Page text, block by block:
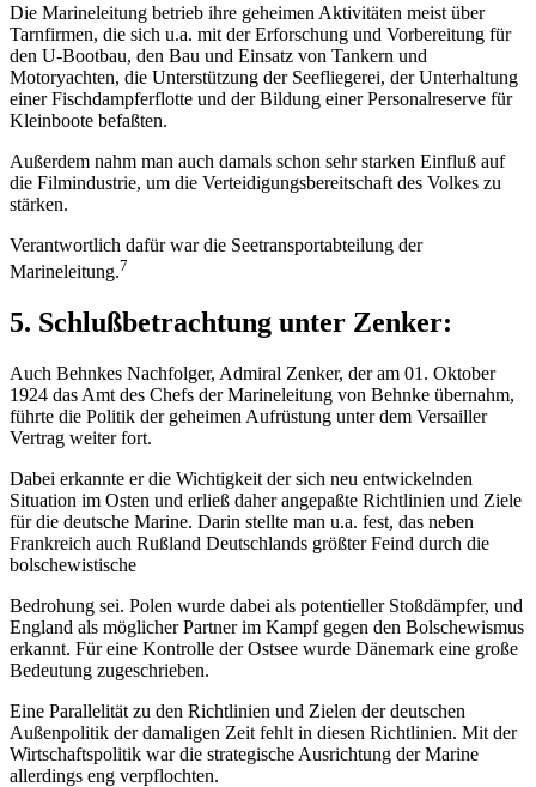
Die Marineleitung betrieb ihre geheimen Aktivitäten meist über
Tarnfirmen, die sich u.a. mit der Erforschung und Vorbereitung für
den U-Bootbau, den Bau und Einsatz von Tankern und
Motoryachten, die Unterstützung der Seefliegerei, der Unterhaltung
einer Fischdampferflotte und der Bildung einer Personalreserve für
Kleinboote befaßten.
Außerdem nahm man auch damals schon sehr starken Einfluß auf
die Filmindustrie, um die Verteidigungsbereitschaft des Volkes zu
stärken.
Verantwortlich dafür war die Seetransportabteilung der
Marineleitung.7
5. Schlußbetrachtung unter Zenker:
Auch Behnkes Nachfolger, Admiral Zenker, der am 01. Oktober
1924 das Amt des Chefs der Marineleitung von Behnke übernahm,
führte die Politik der geheimen Aufrüstung unter dem Versailler
Vertrag weiter fort.
Dabei erkannte er die Wichtigkeit der sich neu entwickelnden
Situation im Osten und erließ daher angepaßte Richtlinien und Ziele
für die deutsche Marine. Darin stellte man u.a. fest, das neben
Frankreich auch Rußland Deutschlands größter Feind durch die
bolschewistische
Bedrohung sei. Polen wurde dabei als potentieller Stoßdämpfer, und
England als möglicher Partner im Kampf gegen den Bolschewismus
erkannt. Für eine Kontrolle der Ostsee wurde Dänemark eine große
Bedeutung zugeschrieben.
Eine Parallelität zu den Richtlinien und Zielen der deutschen
Außenpolitik der damaligen Zeit fehlt in diesen Richtlinien. Mit der
Wirtschaftspolitik war die strategische Ausrichtung der Marine
allerdings eng verpflochten.